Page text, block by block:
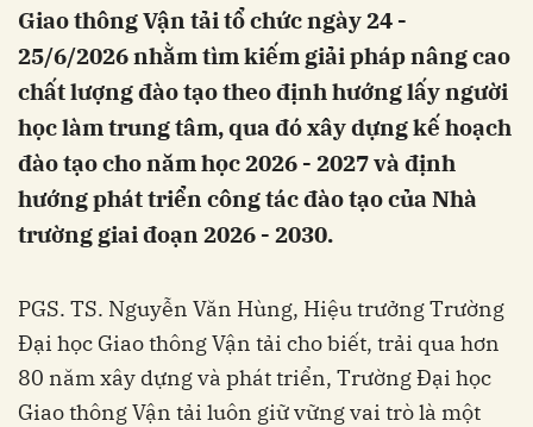
Giao thông Vận tải tổ chức ngày 24 -
25/6/2026 nhằm tìm kiếm giải pháp nâng cao
chất lượng đào tạo theo định hướng lấy người
học làm trung tâm, qua đó xây dựng kế hoạch
đào tạo cho năm học 2026 - 2027 và định
hướng phát triển công tác đào tạo của Nhà
trường giai đoạn 2026 - 2030.
PGS. TS. Nguyễn Văn Hùng, Hiệu trưởng Trường
Đại học Giao thông Vận tải cho biết, trải qua hơn
80 năm xây dựng và phát triển, Trường Đại học
Giao thông Vận tải luôn giữ vững vai trò là một